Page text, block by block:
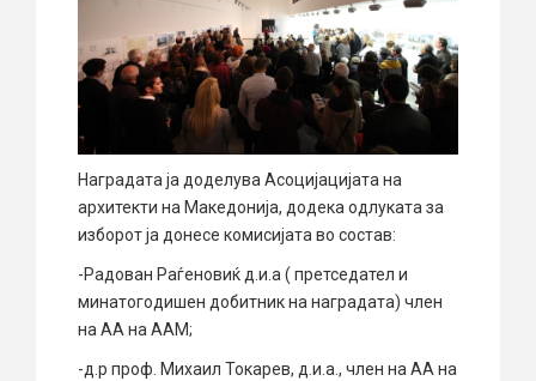
Наградата ја доделува Асоцијацијата на
архитекти на Македонија, додека одлуката за
изборот ја донесе комисијата во состав:
-Радован Раѓеновиќ д.и.а ( претседател и
минатогодишен добитник на наградата) член
на АА на ААМ;
-д.р проф. Михаил Токарев, д.и.а., член на АА на